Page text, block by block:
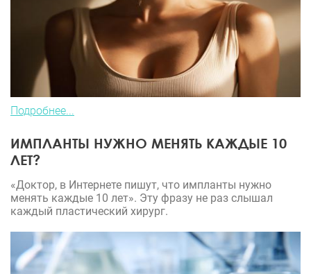
Подробнее...
ИМПЛАНТЫ НУЖНО МЕНЯТЬ КАЖДЫЕ 10
ЛЕТ?
«Доктор, в Интернете пишут, что импланты нужно
менять каждые 10 лет». Эту фразу не раз слышал
каждый пластический хирург.